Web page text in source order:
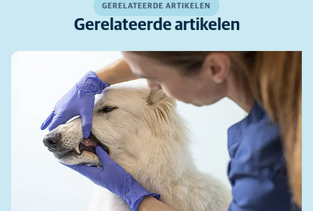
GERELATEERDE ARTIKELEN
Gerelateerde artikelen